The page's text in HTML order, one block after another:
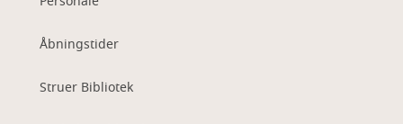
Åbningstider
Struer Bibliotek